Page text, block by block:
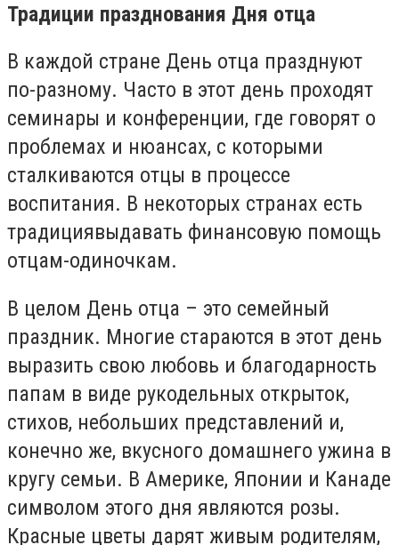
Традиции празднования Дня отца
В каждой стране День отца празднуют
по-разному. Часто в этот день проходят
семинары и конференции, где говорят о
проблемах и нюансах, с которыми
сталкиваются отцы в процессе
воспитания. В некоторых странах есть
традициявыдавать финансовую помощь
отцам-одиночкам.
В целом День отца – это семейный
праздник. Многие стараются в этот день
выразить свою любовь и благодарность
папам в виде рукодельных открыток,
стихов, небольших представлений и,
конечно же, вкусного домашнего ужина в
кругу семьи. В Америке, Японии и Канаде
символом этого дня являются розы.
Красные цветы дарят живым родителям,